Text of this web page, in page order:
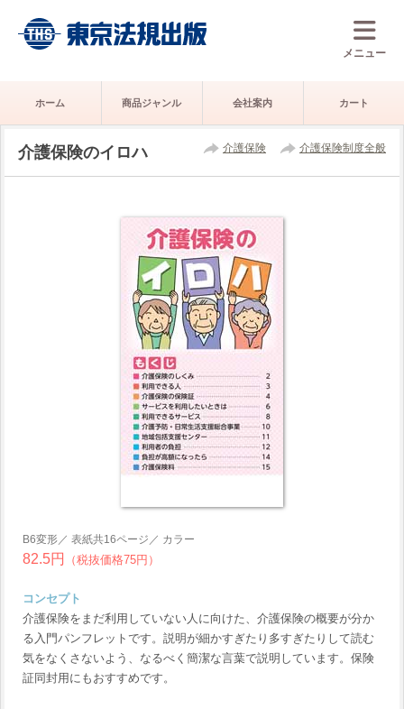
メニュー
ホーム 商品ジャンル 会社案内 カート
介護保険 介護保険制度全般
介護保険のイロハ
B6変形／ 表紙共16ページ／ カラー
82.5円 （税抜価格75円）
コンセプト
介護保険をまだ利用していない人に向けた、介護保険の概要が分か
る入門パンフレットです。説明が細かすぎたり多すぎたりして読む
気をなくさないよう、なるべく簡潔な言葉で説明しています。保険
証同封用にもおすすめです。